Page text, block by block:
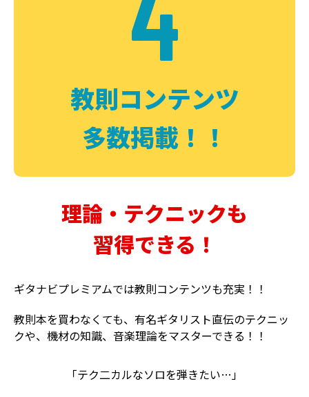
教則コンテンツ
多数掲載！！
理論・テクニックも
習得できる！
ギタナビプレミアムでは教則コンテンツも充実！！
教則本を買わなくても、有名ギタリスト直伝のテクニッ
クや、機材の知識、音楽理論をマスターできる！！
「テク二カルなソロを弾きたい…」